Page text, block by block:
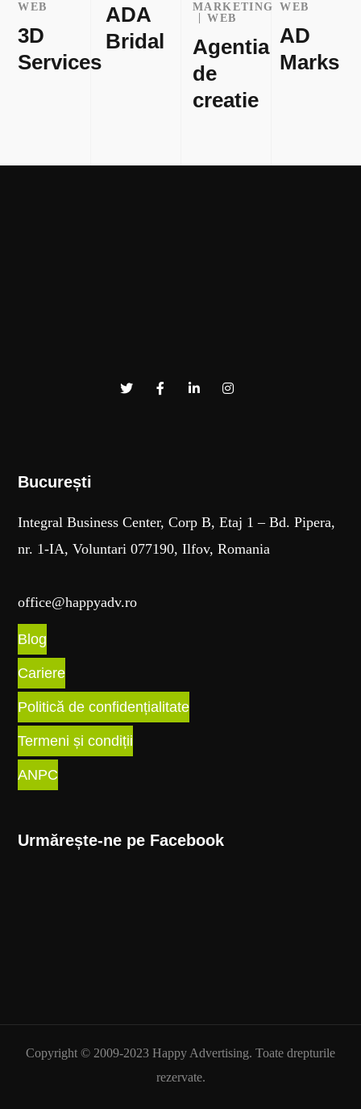
WEB
3D
Services
ADA
Bridal
MARKETING
WEB
Agentia
de
creatie
WEB
AD
Marks
București​
Integral Business Center, Corp B, Etaj 1 – Bd. Pipera,
nr. 1-IA, Voluntari 077190, Ilfov, Romania
office@happyadv.ro
Blog
Cariere
Politică de confidențialitate
Termeni și condiții
ANPC
Urmărește-ne pe Facebook
Copyright © 2009-2023 Happy Advertising. Toate drepturile
rezervate.